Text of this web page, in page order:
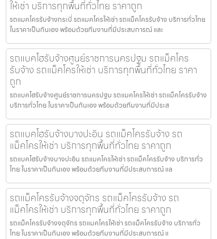
ให้เช่า บริการทุกพื้นที่ทั่วไทย ราคาถูก
รถแมคโครรับจ้างกระบี่ รถแมคโครให้เช่า รถแม็คโครรับจ้าง บริการทั่วไทย
ในราคาเป็นกันเอง พร้อมด้วยทีมงานที่มีประสบการณ์ และ
รถแบคโฮรับจ้างศูนย์ราชการนครปฐม รถแม็คโคร
รับจ้าง รถแม็คโครให้เช่า บริการทุกพื้นที่ทั่วไทย ราคา
ถูก
รถแบคโฮรับจ้างศูนย์ราชการนครปฐม รถแมคโครให้เช่า รถแม็คโครรับจ้าง
บริการทั่วไทย ในราคาเป็นกันเอง พร้อมด้วยทีมงานที่มีประส
รถแบคโฮรับจ้างบางปะอิน รถแม็คโครรับจ้าง รถ
แม็คโครให้เช่า บริการทุกพื้นที่ทั่วไทย ราคาถูก
รถแบคโฮรับจ้างบางปะอิน รถแมคโครให้เช่า รถแม็คโครรับจ้าง บริการทั่ว
ไทย ในราคาเป็นกันเอง พร้อมด้วยทีมงานที่มีประสบการณ์ แล
รถแม็คโครรับจ้างจตุจักร รถแม็คโครรับจ้าง รถ
แม็คโครให้เช่า บริการทุกพื้นที่ทั่วไทย ราคาถูก
รถแม็คโครรับจ้างจตุจักร รถแมคโครให้เช่า รถแม็คโครรับจ้าง บริการทั่ว
ไทย ในราคาเป็นกันเอง พร้อมด้วยทีมงานที่มีประสบการณ์ แ